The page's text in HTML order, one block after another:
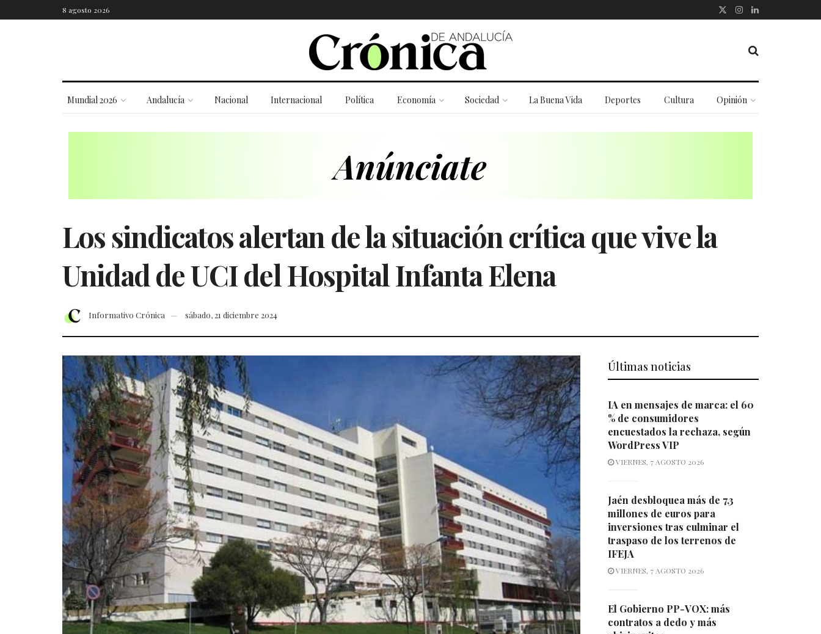
8 agosto 2026
Mundial 2026 Andalucía Nacional Internacional Política Economía Sociedad La Buena Vida Deportes Cultura Opinión
Los sindicatos alertan de la situación crítica que vive la
Unidad de UCI del Hospital Infanta Elena
Informativo Crónica sábado, 21 diciembre 2024
Últimas noticias
IA en mensajes de marca: el 60
% de consumidores
encuestados la rechaza, según
WordPress VIP
VIERNES, 7 AGOSTO 2026
Jaén desbloquea más de 7,3
millones de euros para
inversiones tras culminar el
traspaso de los terrenos de
IFEJA
VIERNES, 7 AGOSTO 2026
El Gobierno PP-VOX: más
contratos a dedo y más